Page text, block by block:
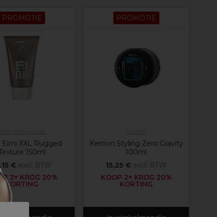
PROMOTIE
Eimi XXL Rugged
150ml
€ excl. BTW
2+ KRIJG 20%
KORTING
PROMOTIE
Kemon Styling Zero Gravity
100ml
15,25 € excl. BTW
KOOP 2+ KRIJG 20%
KORTING